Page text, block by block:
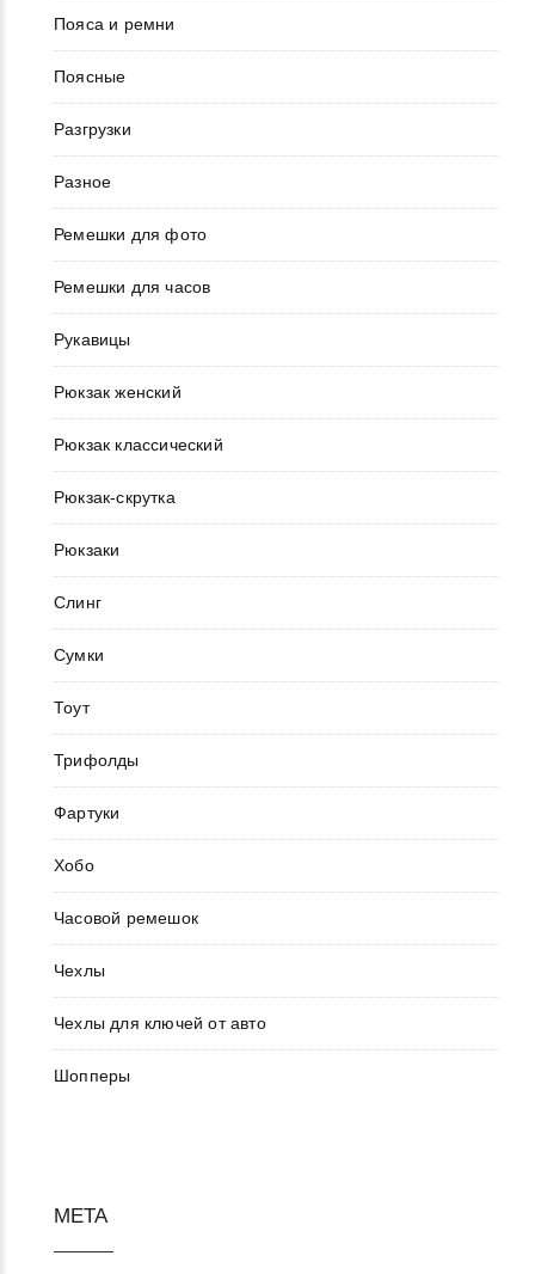
Пояса и ремни
Поясные
Разгрузки
Разное
Ремешки для фото
Ремешки для часов
Рукавицы
Рюкзак женский
Рюкзак классический
Рюкзак-скрутка
Рюкзаки
Слинг
Сумки
Тоут
Трифолды
Фартуки
Хобо
Часовой ремешок
Чехлы
Чехлы для ключей от авто
Шопперы
МЕТА